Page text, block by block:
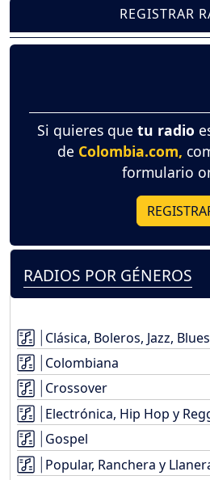
REGISTRAR
Si quieres que tu radio
de Colombia.com,
formulario
RADIOS POR GÉNEROS
Clásica, Boleros, Jazz,
Colombiana
Crossover
Electrónica, Hip Hop y
Gospel
Popular, Ranchera y